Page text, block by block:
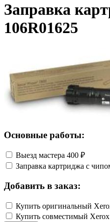
Заправка
106R01625
Основные работы:
Выезд мастера 400 ₽
Заправка картриджа с
Добавить в заказ:
Купить оригинальный
Купить совместимый